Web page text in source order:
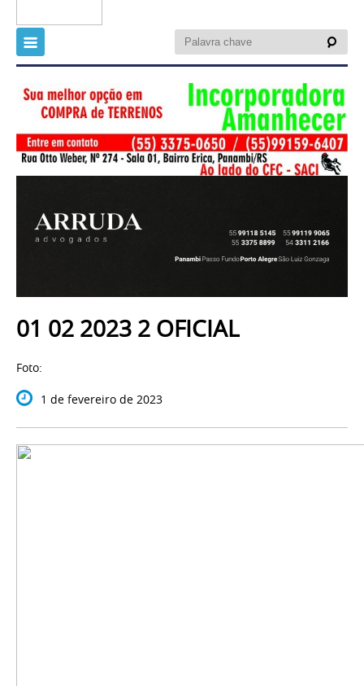
01 02 2023 2 OFICIAL
Foto:
1 de fevereiro de 2023